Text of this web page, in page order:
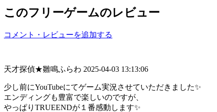
このフリーゲームのレビュー
コメント・レビューを追加する
天才探偵★雛鳴ふらわ 2025-04-03 13:13:06
少し前にYouTubeにてゲーム実況させていただきました✨
エンディングも豊富で楽しいのですが、
やっぱりTRUEENDが１番感動します✨